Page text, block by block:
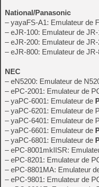
National/Panasonic
– yayaFS-A1: Emulateur de
– eJR-100: Emulateur de
– eJR-200: Emulateur de
– eJR-800: Emulateur de
NEC
– eN5200: Emulateur de
– ePC-2001: Emulateur de
– yaPC-6001: Emulateur de
– yaPC-6201: Emulateur de
– yaPC-6401: Emulateur de
– yaPC-6601: Emulateur de
– yaPC-6801: Emulateur de
– ePC-8001mkIISR:
– ePC-8201: Emulateur de
– ePC-8801MA: Emulateur
– ePC-9801: Emulateur de